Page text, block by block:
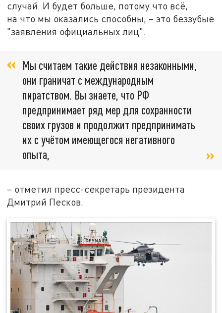
случай. И будет больше, потому что всё,
на что мы оказались способны, – это беззубые
"заявления официальных лиц".
Мы считаем такие действия незаконными,
они граничат с международным
пиратством. Вы знаете, что РФ
предпринимает ряд мер для сохранности
своих грузов и продолжит предпринимать
их с учётом имеющегося негативного
опыта,
– отметил пресс-секретарь президента
Дмитрий Песков.